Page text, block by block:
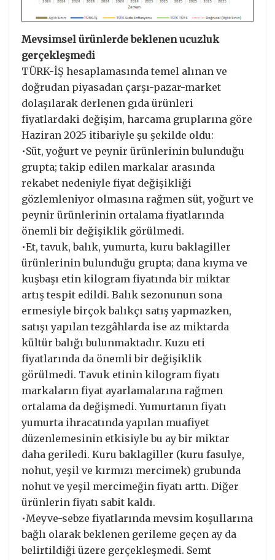
Mevsimsel ürünlerde beklenen ucuzluk
gerçekleşmedi
TÜRK-İŞ hesaplamasında temel alınan ve
doğrudan piyasadan çarşı-pazar-market
dolaşılarak derlenen gıda ürünleri
fiyatlardaki değişim, harcama gruplarına göre
Haziran 2025 itibariyle şu şekilde oldu:
•Süt, yoğurt ve peynir ürünlerinin bulunduğu
grupta; takip edilen markalar arasında
rekabet nedeniyle fiyat değişikliği
gözlemleniyor olmasına rağmen süt, yoğurt ve
peynir ürünlerinin ortalama fiyatlarında
önemli bir değişiklik görülmedi.
•Et, tavuk, balık, yumurta, kuru baklagiller
ürünlerinin bulunduğu grupta; dana kıyma ve
kuşbaşı etin kilogram fiyatında bir miktar
artış tespit edildi. Balık sezonunun sona
ermesiyle birçok balıkçı satış yapmazken,
satışı yapılan tezgâhlarda ise az miktarda
kültür balığı bulunmaktadır. Kuzu eti
fiyatlarında da önemli bir değişiklik
görülmedi. Tavuk etinin kilogram fiyatı
markaların fiyat ayarlamalarına rağmen
ortalama da değişmedi. Yumurtanın fiyatı
yumurta ihracatında yapılan muafiyet
düzenlemesinin etkisiyle bu ay bir miktar
daha geriledi. Kuru baklagiller (kuru fasulye,
nohut, yeşil ve kırmızı mercimek) grubunda
nohut ve yeşil mercimeğin fiyatı arttı. Diğer
ürünlerin fiyatı sabit kaldı.
•Meyve-sebze fiyatlarında mevsim koşullarına
bağlı olarak beklenen gerileme geçen ay da
belirtildiği üzere gerçekleşmedi. Semt